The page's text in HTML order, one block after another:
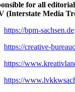
for all
(Interstate Media
https://bpm-sachsen.de
https://creative-
https://
https://